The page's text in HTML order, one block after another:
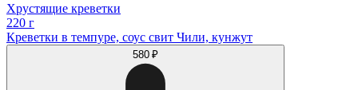
Хрустящие креветки
220 г
Креветки в темпуре, соус свит Чили, кунжут
580 ₽